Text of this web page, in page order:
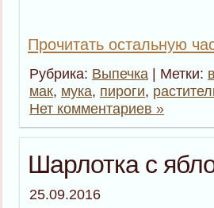
Прочитать остальную
Рубрика: Выпечка | Метки:
мак, мука, пироги,
Нет комментариев »
Шарлотка с
25.09.2016